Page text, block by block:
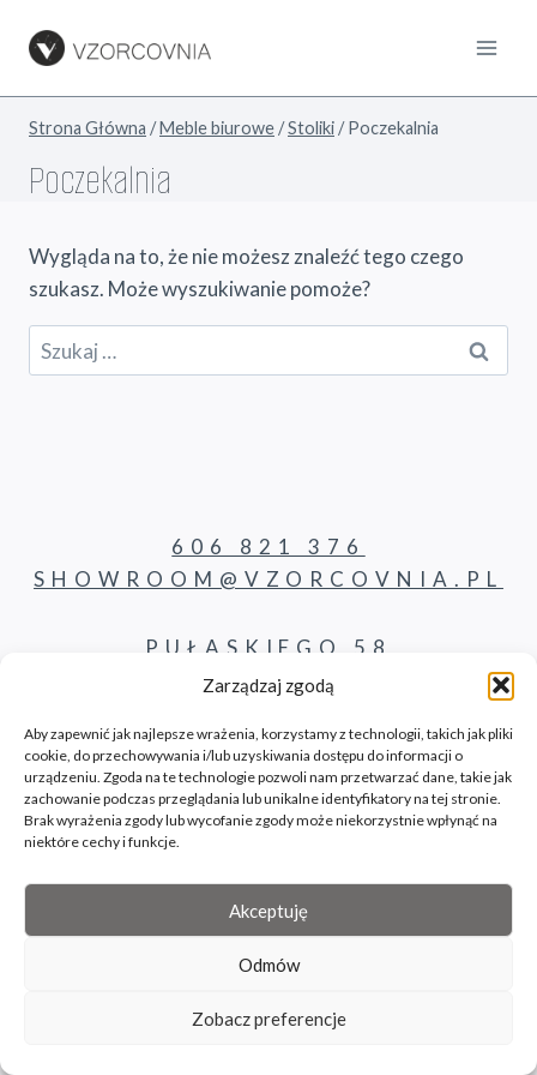
Zarządzaj zgodą
Aby zapewnić jak najlepsze wrażenia, korzystamy z technologii, takich jak pliki
cookie, do przechowywania i/lub uzyskiwania dostępu do informacji o
urządzeniu. Zgoda na te technologie pozwoli nam przetwarzać dane, takie jak
zachowanie podczas przeglądania lub unikalne identyfikatory na tej stronie.
Brak wyrażenia zgody lub wycofanie zgody może niekorzystnie wpłynąć na
niektóre cechy i funkcje.
Akceptuję
Odmów
Zobacz preferencje
Strona Główna /Meble biurowe/Stoliki/ Poczekalnia
Poczekalnia
Wygląda na to, że nie możesz znaleźć tego czego
szukasz. Może wyszukiwanie pomoże?
Szukaj:
606 821 376
SHOWROOM@VZORCOVNIA.PL
PUŁASKIEGO 58
62-800 KALISZ
PRODUKTY
KONTAKT
BLOG
© 2026 Vzorcovnia site by bilbil.pl